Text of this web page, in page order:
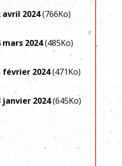
2024(766Ko)
2024(485Ko)
février 2024(471Ko)
2024(645Ko)